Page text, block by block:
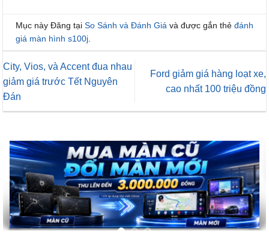
Mục này Đăng tại So Sánh và Đánh Giá và được gắn thẻ đánh
giá màn hình s100j
City, Vios, và Accent đua nhau
giảm giá trước Tết Nguyên
Đán
Ford giảm giá hàng loạt xe,
cao nhất 100 triệu đồng